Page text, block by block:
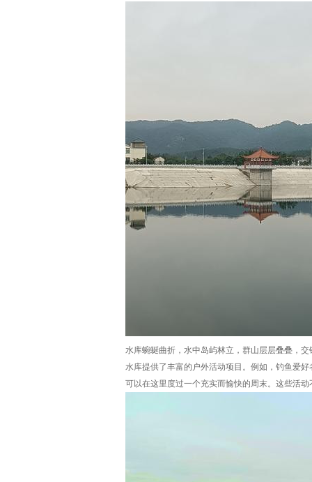
水库蜿蜒曲折，水中岛屿林立，群山层层叠叠，
水库提供了丰富的户外活动项目。例如，钓鱼爱
可以在这里度过一个充实而愉快的周末。这些活